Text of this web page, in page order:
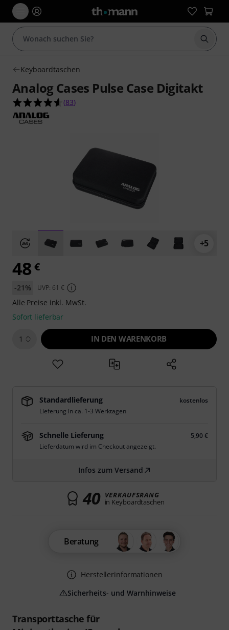
Suche
Keyboardtaschen
Analog Cases Pulse Case Digitakt
4.6 von 5 Sternen aus 83 Kundenbewertungen
(83)
+5
Transporttasche für
48 €
-21% UVP: 61 €
Alle Preise inkl. MwSt.
Sofort lieferbar
1 IN DEN WARENKORB
Standardlieferung
kostenlos
Lieferung in ca. 1-3 Werktagen
Schnelle Lieferung
5,90 €
Lieferdatum wird im Checkout angezeigt.
Infos zum Versand
40 VERKAUFSRANG
in Keyboardtaschen
Beratung
Herstellerinformationen
Sicherheits- und Warnhinweise